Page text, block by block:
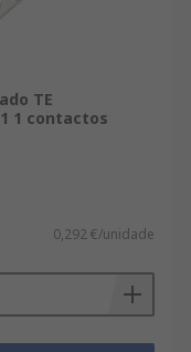
TE
1 1 contactos
0,292 €/unidade